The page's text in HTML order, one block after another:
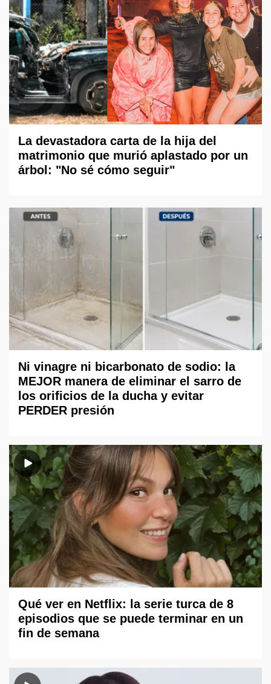
La devastadora carta de la hija del
matrimonio que murió aplastado por un
árbol: "No sé cómo seguir"
Ni vinagre ni bicarbonato de sodio: la
MEJOR manera de eliminar el sarro de
los orificios de la ducha y evitar
PERDER presión
Qué ver en Netflix: la serie turca de 8
episodios que se puede terminar en un
fin de semana